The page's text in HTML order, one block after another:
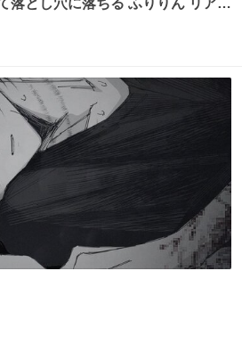
とし穴に落ちる ふりりん リアク